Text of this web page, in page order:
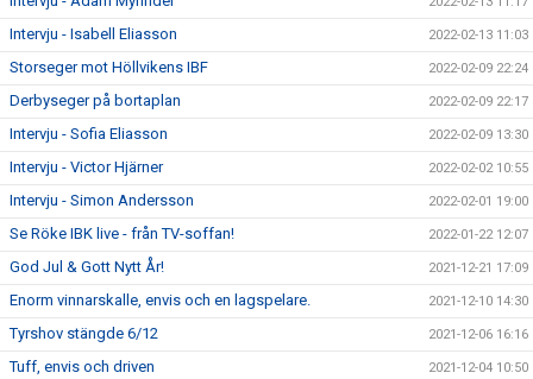
Intervju - Isabell Eliasson 2022-02-13 11:03
Storseger mot Höllvikens IBF 2022-02-09 22:24
Derbyseger på bortaplan 2022-02-09 22:17
Intervju - Sofia Eliasson 2022-02-09 13:30
Intervju - Victor Hjärner 2022-02-02 10:55
Intervju - Simon Andersson 2022-02-01 19:00
Se Röke IBK live - från TV-soffan! 2022-01-22 12:07
God Jul & Gott Nytt År! 2021-12-21 17:09
Enorm vinnarskalle, envis och en lagspelare. 2021-12-10 14:30
Tyrshov stängde 6/12 2021-12-06 16:16
Tuff, envis och driven 2021-12-04 10:50